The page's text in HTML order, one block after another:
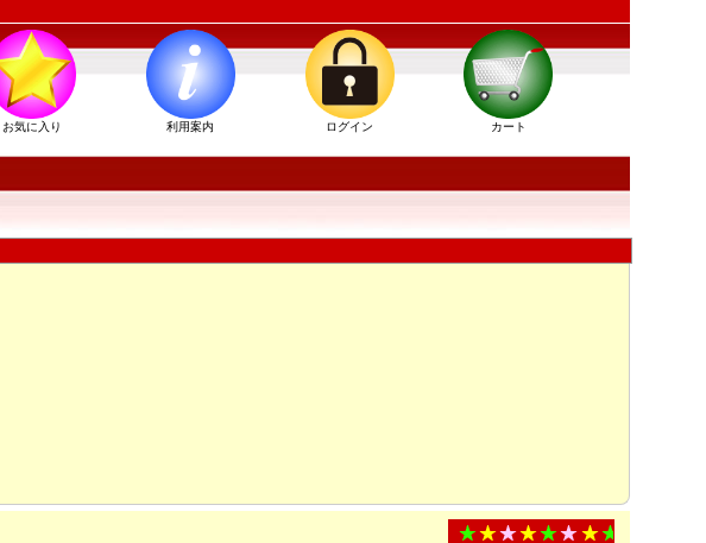
お気に入り 利用案内 ログイン カート